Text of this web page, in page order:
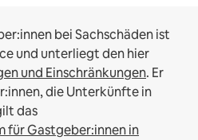
bei Sachschäden ist
und unterliegt den hier
und Einschränkungen. Er
die Unterkünfte in
das
für Gastgeber:innen in